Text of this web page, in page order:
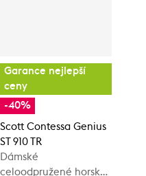
Garance nejlepší
ceny
-40%
Scott Contessa Genius
ST 910 TR
Dámské
celoodpružené horské